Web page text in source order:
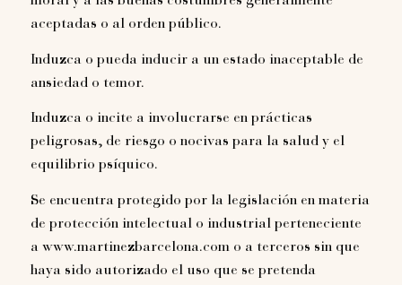
aceptadas o al orden público.
Induzca o pueda inducir a un estado inaceptable de
ansiedad o temor.
Induzca o incite a involucrarse en prácticas
peligrosas, de riesgo o nocivas para la salud y el
equilibrio psíquico.
Se encuentra protegido por la legislación en materia
de protección intelectual o industrial perteneciente
a www.martinezbarcelona.com o a terceros sin que
haya sido autorizado el uso que se pretenda